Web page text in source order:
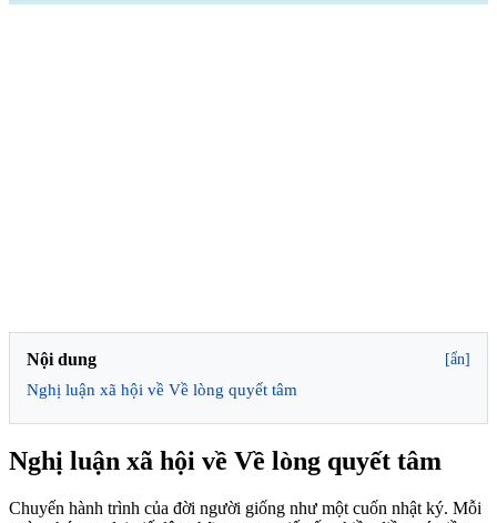
Nội dung [ẩn]
Nghị luận xã hội về Về lòng quyết tâm
Nghị luận xã hội về Về lòng quyết tâm
Chuyến hành trình của đời người giống như một cuốn nhật ký. Mỗi